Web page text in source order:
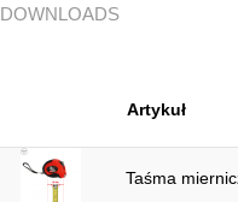
DOWNLOADS
Artykuł
Taśma